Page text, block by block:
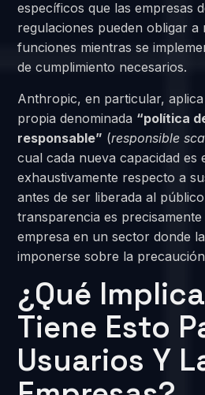
específicos que las empresas
regulaciones pueden obligar a
funciones mientras se
de cumplimiento necesarios.
Anthropic, en particular,
propia denominada “política
responsable” (responsible
cual cada nueva capacidad es
exhaustivamente respecto a
antes de ser liberada al
transparencia es
empresa en un sector donde
imponerse sobre la
¿Qué
Tiene Esto
Usuarios Y